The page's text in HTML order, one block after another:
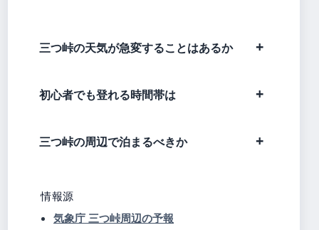
三つ峠の天気が急変することはあるか
初心者でも登れる時間帯は
三つ峠の周辺で泊まるべきか
情報源
気象庁 三つ峠周辺の予報